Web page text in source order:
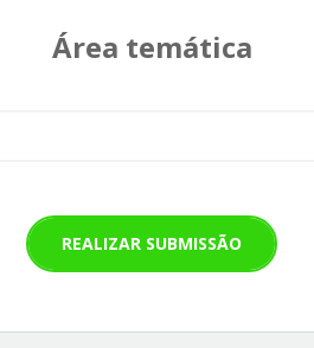
Área temática
REALIZAR SUBMISSÃO